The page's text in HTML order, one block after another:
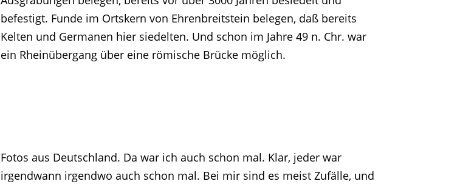
befestigt. Funde im Ortskern von Ehrenbreitstein belegen, daß bereits
Kelten und Germanen hier siedelten. Und schon im Jahre 49 n. Chr. war
ein Rheinübergang über eine römische Brücke möglich.
Fotos aus Deutschland. Da war ich auch schon mal. Klar, jeder war
irgendwann irgendwo auch schon mal. Bei mir sind es meist Zufälle, und